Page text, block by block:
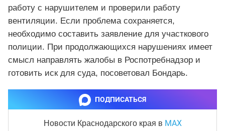
работу с нарушителем и проверили работу
вентиляции. Если проблема сохраняется,
необходимо составить заявление для участкового
полиции. При продолжающихся нарушениях имеет
смысл направлять жалобы в Роспотребнадзор и
готовить иск для суда, посоветовал Бондарь.
ПОДПИСАТЬСЯ
Новости Краснодарского края в MAX